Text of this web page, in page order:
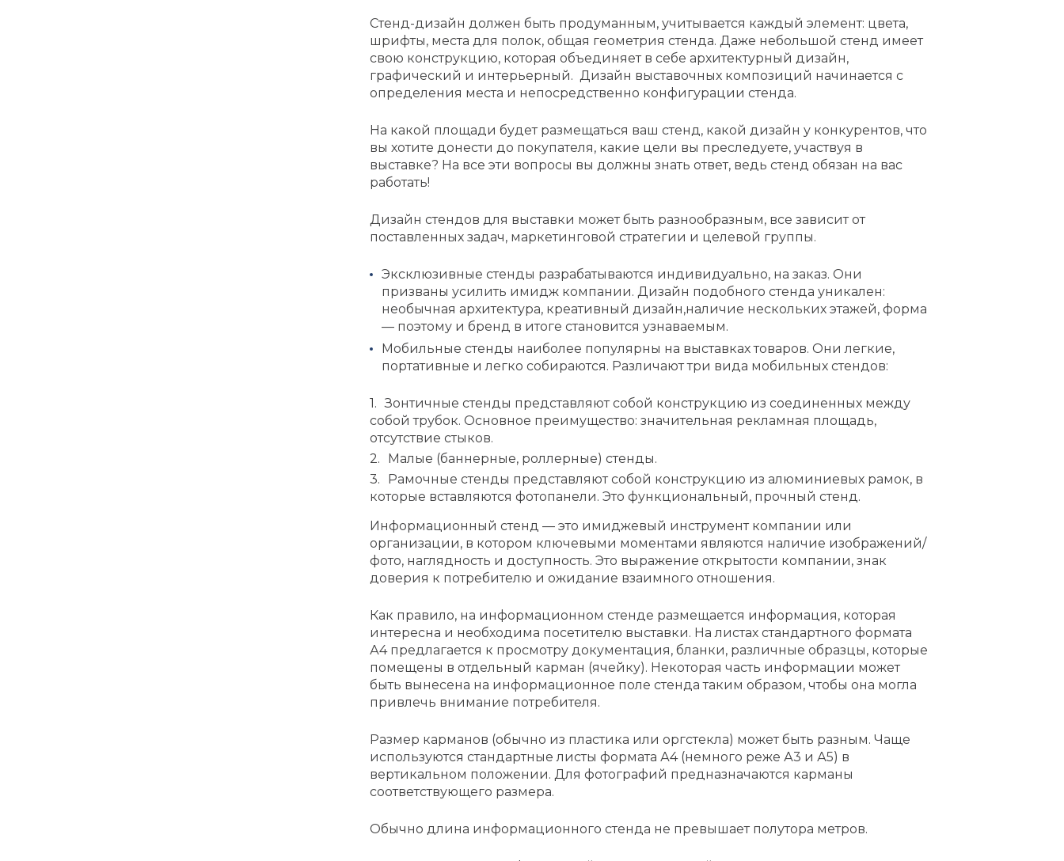
Стенд-дизайн должен быть продуманным, учитывается каждый элемент: цвета,
шрифты, места для полок, общая геометрия стенда. Даже небольшой стенд имеет
свою конструкцию, которая объединяет в себе архитектурный дизайн,
графический и интерьерный. Дизайн выставочных композиций начинается с
определения места и непосредственно конфигурации стенда.
На какой площади будет размещаться ваш стенд, какой дизайн у конкурентов, что
вы хотите донести до покупателя, какие цели вы преследуете, участвуя в
выставке? На все эти вопросы вы должны знать ответ, ведь стенд обязан на вас
работать!
Дизайн стендов для выставки может быть разнообразным, все зависит от
поставленных задач, маркетинговой стратегии и целевой группы.
Эксклюзивные стенды разрабатываются индивидуально, на заказ. Они
призваны усилить имидж компании. Дизайн подобного стенда уникален:
необычная архитектура, креативный дизайн,наличие нескольких этажей, форма
— поэтому и бренд в итоге становится узнаваемым.
Мобильные стенды наиболее популярны на выставках товаров. Они легкие,
портативные и легко собираются. Различают три вида мобильных стендов:
Зонтичные стенды представляют собой конструкцию из соединенных между
собой трубок. Основное преимущество: значительная рекламная площадь,
отсутствие стыков.
Малые (баннерные, роллерные) стенды.
Рамочные стенды представляют собой конструкцию из алюминиевых рамок, в
которые вставляются фотопанели. Это функциональный, прочный стенд.
Информационный стенд — это имиджевый инструмент компании или
организации, в котором ключевыми моментами являются наличие изображений/
фото, наглядность и доступность. Это выражение открытости компании, знак
доверия к потребителю и ожидание взаимного отношения.
Как правило, на информационном стенде размещается информация, которая
интересна и необходима посетителю выставки. На листах стандартного формата
А4 предлагается к просмотру документация, бланки, различные образцы, которые
помещены в отдельный карман (ячейку). Некоторая часть информации может
быть вынесена на информационное поле стенда таким образом, чтобы она могла
привлечь внимание потребителя.
Размер карманов (обычно из пластика или оргстекла) может быть разным. Чаще
используются стандартные листы формата А4 (немного реже А3 и А5) в
вертикальном положении. Для фотографий предназначаются карманы
соответствующего размера.
Обычно длина информационного стенда не превышает полутора метров.